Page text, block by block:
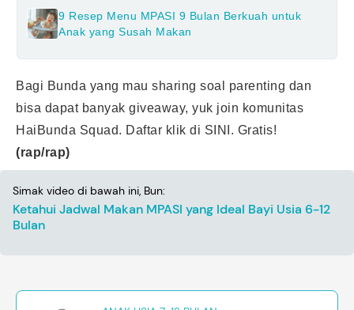
9 Resep Menu MPASI 9 Bulan Berkuah untuk
Anak yang Susah Makan
Bagi Bunda yang mau sharing soal parenting dan
bisa dapat banyak giveaway, yuk join komunitas
HaiBunda Squad. Daftar klik di SINI . Gratis!
(rap/rap)
Simak video di bawah ini, Bun:
Ketahui Jadwal Makan MPASI yang Ideal Bayi Usia 6-12
Bulan